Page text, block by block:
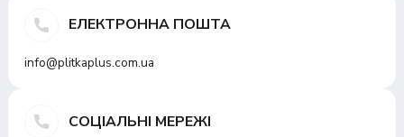
ЕЛЕКТРОННА ПОШТА
info@plitkaplus.com.ua
СОЦІАЛЬНІ МЕРЕЖІ